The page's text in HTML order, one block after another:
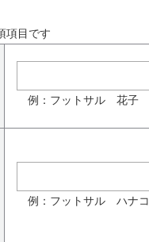
項目です
例：フットサル 花子
例：フットサル ハナコ